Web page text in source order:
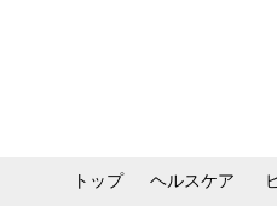
トップ ヘルスケア